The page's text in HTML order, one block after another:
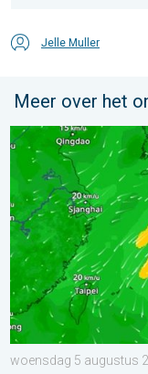
Jelle Muller
Meer over het
Tyfoon Dolphin op
woensdag 5 augustus